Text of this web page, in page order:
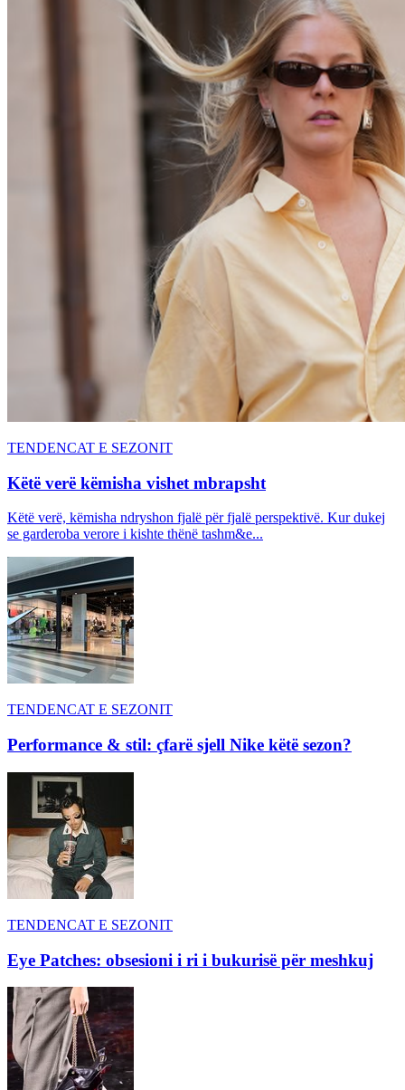
TENDENCAT E SEZONIT
Këtë verë këmisha vishet mbrapsht
Këtë verë, këmisha ndryshon fjalë për fjalë perspektivë. Kur dukej
se garderoba verore i kishte thënë tashm&e...
TENDENCAT E SEZONIT
Performance & stil: çfarë sjell Nike këtë sezon?
TENDENCAT E SEZONIT
Eye Patches: obsesioni i ri i bukurisë për meshkuj